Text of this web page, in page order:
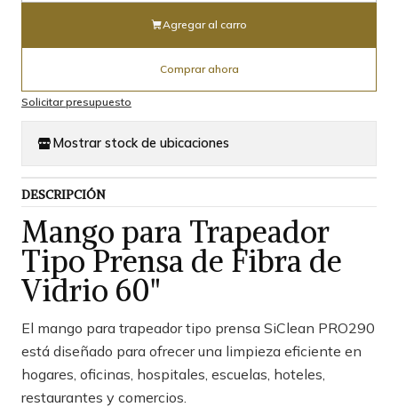
Agregar al carro
Comprar ahora
Solicitar presupuesto
Mostrar stock de ubicaciones
DESCRIPCIÓN
Mango para Trapeador
Tipo Prensa de Fibra de
Vidrio 60"
El mango para trapeador tipo prensa SiClean PRO290
está diseñado para ofrecer una limpieza eficiente en
hogares, oficinas, hospitales, escuelas, hoteles,
restaurantes y comercios.